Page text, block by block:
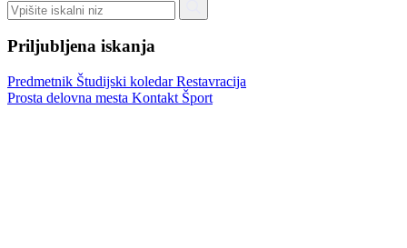
Priljubljena iskanja
Predmetnik Študijski koledarRestavracija
Prosta delovna mesta Kontakt Šport